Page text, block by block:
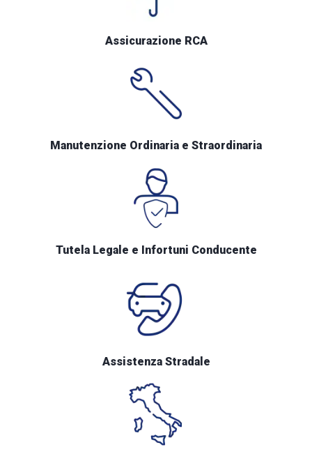
Assicurazione RCA
Manutenzione Ordinaria e Straordinaria
Tutela Legale e Infortuni Conducente
Assistenza Stradale